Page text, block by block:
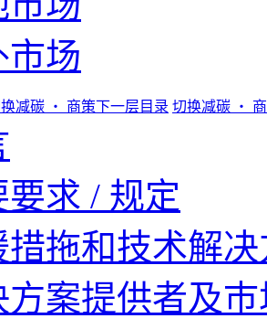
市场
减碳 ‧ 商策下一层目录 切换减碳 ‧
要求 / 规定
措拖和技术解
方案提供者及